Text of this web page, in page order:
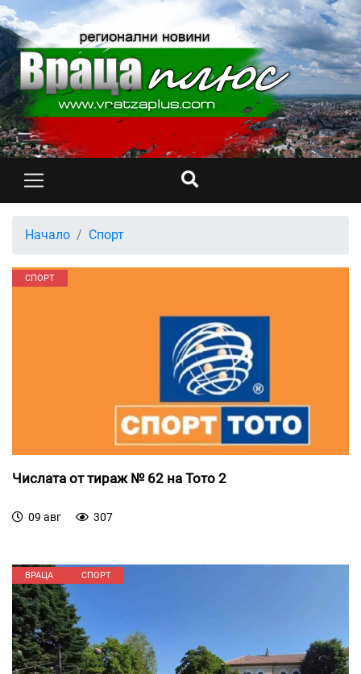
Начало Спорт
СПОРТ
Числата от тираж № 62 на Тото 2
09 авг 307
ВРАЦА СПОРТ